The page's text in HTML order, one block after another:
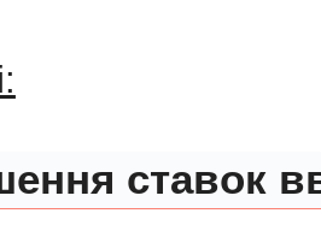
ставок